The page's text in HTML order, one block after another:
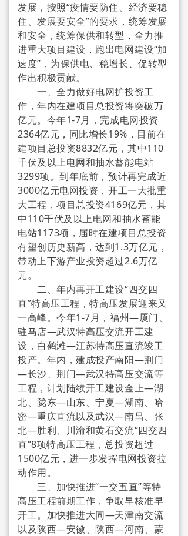
→ 种植业除残素
→ 养殖业除残素
→ 垃圾处理净化环境
食品安全
→ 绿色食品
→ 有机食品
→ 生态食品
教育人才
→ 中心简介
→ 通知公告
→ 教育培训
→ 报名查询
认证检测
→ 认证中心简介
→ 检测报告查询下载
→ 认证证书查询下载
三污治理
→ 大气污染综合防治
→ 地表水污染综合防治
→ 土壤及地下水污染综合防治
发展，按照“疫情要防住、经济要稳
住、发展要安全”的要求，统筹发展
和安全，统筹保供和转型，全力推
进重大项目建设，跑出电网建设“加
速度”，为保供电、稳增长、促转型
作出积极贡献。
一、全力做好电网扩投资工
作，年内在建项目总投资将突破万
亿元。今年1-7月，完成电网投资
2364亿元，同比增长19%，目前在
建项目总投资8832亿元，其中110
千伏及以上电网和抽水蓄能电站
3299项。到年底前，预计再完成近
3000亿元电网投资，开工一大批重
大工程，项目总投资4169亿元，其
中110千伏及以上电网和抽水蓄能
电站1173项，届时在建项目总投资
有望创历史新高，达到1.3万亿元，
带动上下游产业投资超过2.6万亿
元。
二、年内再开工建设“四交四
直”特高压工程，特高压发展迎来又
一高峰。今年1-7月，福州—厦门、
驻马店—武汉特高压交流开工建
设，白鹤滩—江苏特高压直流竣工
投产。年内，建成投产南阳—荆门
—长沙、荆门—武汉特高压交流等
工程，计划陆续开工建设金上—湖
北、陇东—山东、宁夏—湖南、哈
密—重庆直流以及武汉—南昌、张
北—胜利、川渝和黄石交流“四交四
直”8项特高压工程，总投资超过
1500亿元，进一步发挥电网投资拉
动作用。
三、加快推进“一交五直”等特
高压工程前期工作，争取早核准早
开工。加快推进大同—天津南交流
以及陕西—安徽、陕西—河南、蒙